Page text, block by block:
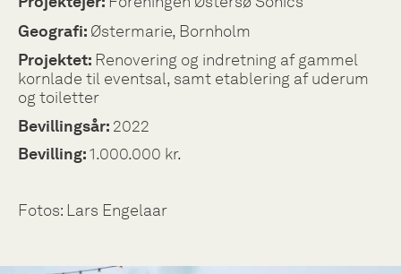
Geografi: Østermarie, Bornholm
Projektet: Renovering og indretning af gammel
kornlade til eventsal, samt etablering af uderum
og toiletter
Bevillingsår: 2022
Bevilling:1.000.000 kr.
Fotos: Lars Engelaar